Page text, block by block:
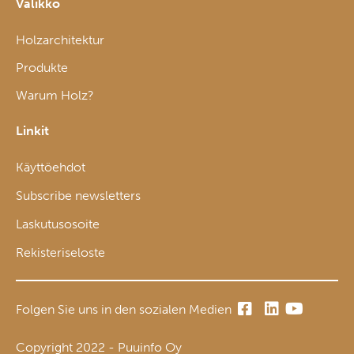
Valikko
Holzarchitektur
Produkte
Warum Holz?
Linkit
Käyttöehdot
Subscribe newsletters
Laskutusosoite
Rekisteriseloste
Folgen Sie uns in den sozialen Medien
Copyright 2022 - Puuinfo Oy